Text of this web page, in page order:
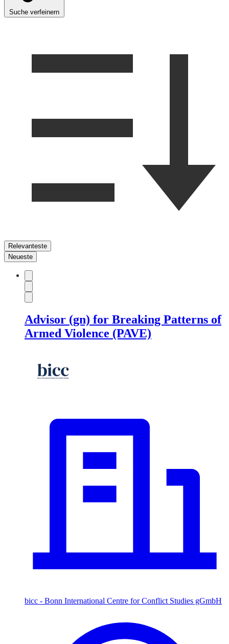
Suche verfeinern
Relevanteste
Neueste
Advisor (gn) for Breaking Patterns of
Armed Violence (PAVE)
bicc - Bonn International Centre for Conflict Studies gGmbH